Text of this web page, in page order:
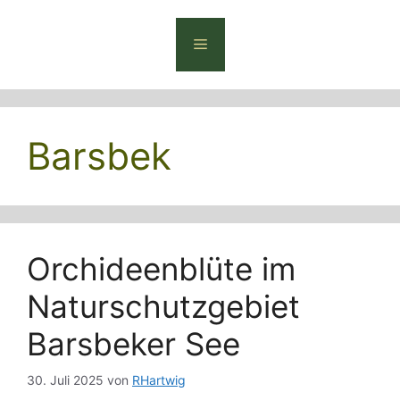
Menü
Barsbek
Orchideenblüte im
Naturschutzgebiet
Barsbeker See
30. Juli 2025 von RHartwig